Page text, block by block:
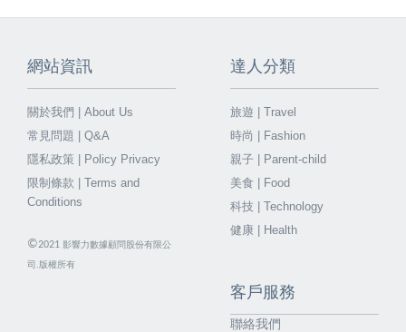
網站資訊
關於我們 | About Us
常見問題 | Q&A
隱私政策 | Policy Privacy
限制條款 | Terms and
Conditions
©2021 影響力數據顧問股份有限公
司.版權所有
達人分類
旅遊 | Travel
時尚 | Fashion
親子 | Parent-child
美食 | Food
科技 | Technology
健康 | Health
客戶服務
聯絡我們